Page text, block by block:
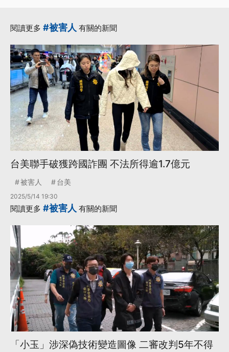
閱讀更多 #被害人 有關的新聞
台美聯手破獲跨國詐團 不法所得逾1.7億元
被害人 台美
2025/5/14 19:30
閱讀更多 #被害人 有關的新聞
「小玉」涉深偽技術變造圖像 二審改判5年不得